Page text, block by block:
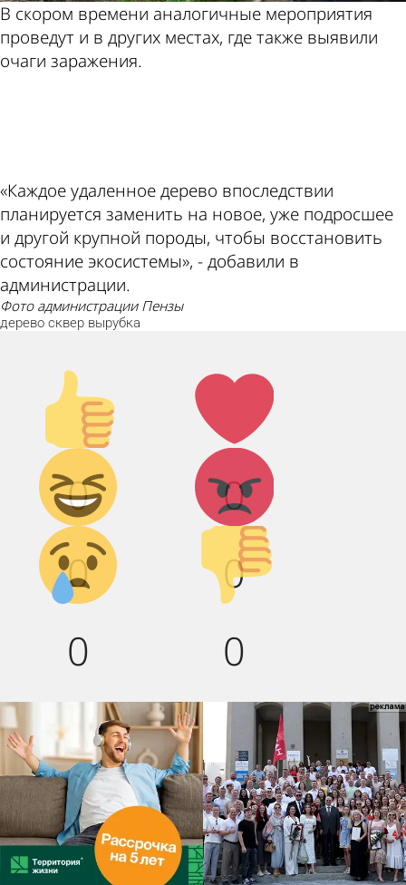
В скором времени аналогичные мероприятия
проведут и в других местах, где также выявили
очаги заражения.
«Каждое удаленное дерево впоследствии
планируется заменить на новое, уже подросшее
и другой крупной породы, чтобы восстановить
состояние экосистемы», - добавили в
администрации.
фото администрации Пензы
дерево сквер вырубка
Палец
вверх!
0
Лайк!
0
Дикий
смех!
0
Агрессия!
0
Грусть :(
0
Палец
вниз!
0